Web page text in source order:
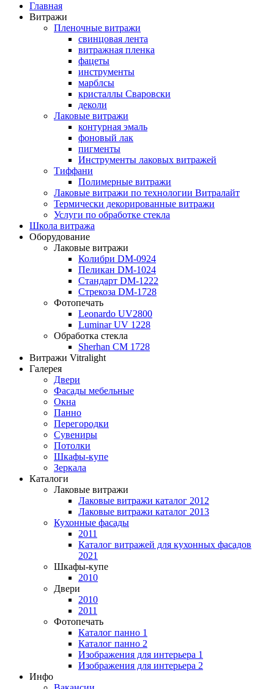
Главная
Витражи
Пленочные витражи
свинцовая лента
витражная пленка
фацеты
инструменты
марблсы
кристаллы Сваровски
деколи
Лаковые витражи
контурная эмаль
фоновый лак
пигменты
Инструменты лаковых витражей
Тиффани
Полимерные витражи
Лаковые витражи по технологии Витралайт
Термически декорированные витражи
Услуги по обработке стекла
Школа витража
Оборудование
Лаковые витражи
Колибри DM-0924
Пеликан DM-1024
Стандарт DM-1222
Стрекоза DM-1728
Фотопечать
Leonardo UV2800
Luminar UV 1228
Обработка стекла
Sherhan CM 1728
Витражи Vitralight
Галерея
Двери
Фасады мебельные
Окна
Панно
Перегородки
Сувениры
Потолки
Шкафы-купе
Зеркала
Каталоги
Лаковые витражи
Лаковые витражи каталог 2012
Лаковые витражи каталог 2013
Кухонные фасады
2011
Каталог витражей для кухонных фасадов
2021
Шкафы-купе
2010
Двери
2010
2011
Фотопечать
Каталог панно 1
Каталог панно 2
Изображения для интерьера 1
Изображения для интерьера 2
Инфо